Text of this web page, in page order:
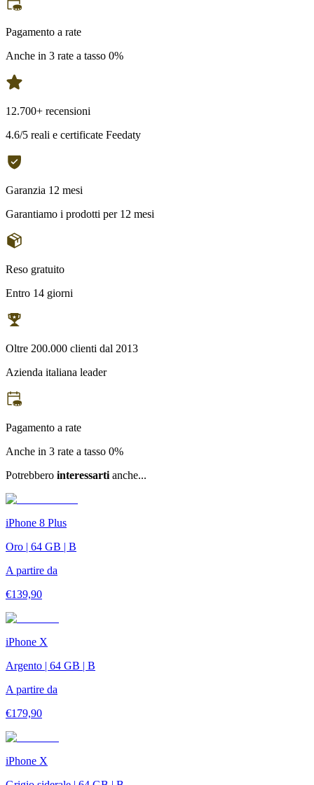
Pagamento a rate
Anche in 3 rate a tasso 0%
12.700+ recensioni
4.6/5 reali e certificate Feedaty
Garanzia 12 mesi
Garantiamo i prodotti per 12 mesi
Reso gratuito
Entro 14 giorni
Oltre 200.000 clienti dal 2013
Azienda italiana leader
Pagamento a rate
Anche in 3 rate a tasso 0%
Potrebbero interessarti anche...
iPhone 8 Plus
Oro | 64 GB | B
A partire da
€139,90
iPhone X
Argento | 64 GB | B
A partire da
€179,90
iPhone X